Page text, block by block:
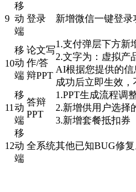
9
移
动
端
登录 新增微信一键登录
10
移
动
端
论文写
作/答
辩PPT
1.支付弹层下方新
2.文字为：虚拟产
AI根据您提供的
成功后立即生效，
11
移
动
端
答辩
PPT
1.PPT生成流程调
2.新增供用户选择
3.新增套餐抵扣券
12
移
动
端
全系统其他已知BUG修复